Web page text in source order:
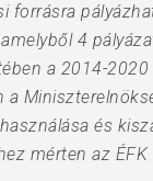
forrásra
4
a 2014-
a
és
mérten az